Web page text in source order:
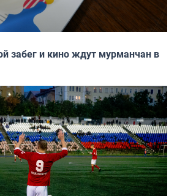
забег и кино ждут мурманчан в